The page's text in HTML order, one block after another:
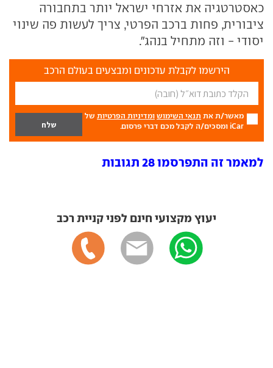
כאסטרטגיה את אזרחי ישראל יותר בתחבורה
ציבורית, פחות ברכב הפרטי, צריך לעשות פה שינוי
יסודי - וזה מתחיל בנהג".
הירשמו לקבלת עדכונים ומבצעים בעולם הרכב
מאשר/ת את תנאי השימוש ומדיניות הפרטיות של
iCar ומסכים/ה לקבל מכם דברי פרסום.
למאמר זה התפרסמו 28 תגובות
יעוץ מקצועי חינם לפני קניית רכב